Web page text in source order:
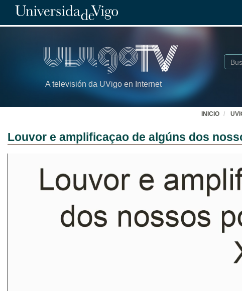
A televisión da UVigo en Internet
Buscar
INICIO
Louvor e amplificaçao de algúns dos